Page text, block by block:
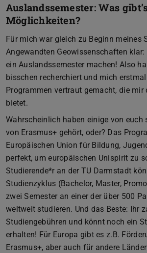
Auslandssemester: Was
Möglichkeiten?
Für mich war gleich zu Beginn meines
Angewandten Geowissenschaften
ein Auslandssemester machen! Also
bisschen recherchiert und mich
Programmen vertraut gemacht, die mir
bietet.
Wahrscheinlich haben einige von euch
von Erasmus+ gehört, oder? Das
Europäischen Union für Bildung,
perfekt, um europäischen Unispirit zu
Studierende*r an der TU Darmstadt
Studienzyklus (Bachelor, Master,
zwei Semester an einer der über 500
weltweit studieren. Und das Beste: Ihr
Studiengebühren und könnt noch ein
erhalten! Für Europa gibt es z.B.
Erasmus+, aber auch für andere